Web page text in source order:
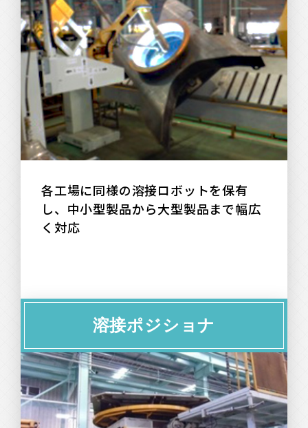
各工場に同様の溶接ロボットを保有
し、中小型製品から大型製品まで幅広
く対応
溶接ポジショナ